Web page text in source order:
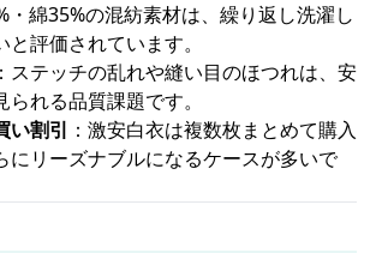
・綿35%の混紡素材は、繰り返し洗濯し
評価されています。
：ステッチの乱れや縫い目のほつれは、安
れる品質課題です。
い割引 ：激安白衣は複数枚まとめて購入
にリーズナブルになるケースが多いで